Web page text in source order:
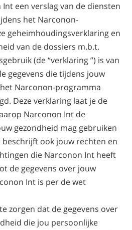
een verslag van de diensten
het Narconon-
geheimhoudingsverklaring en
van de dossiers m.b.t.
(de “verklaring ”) is van
gegevens die tijdens jouw
Narconon-programma
Deze verklaring laat je de
Narconon Int de
gezondheid mag gebruiken
beschrijft ook jouw rechten en
die Narconon Int heeft
de gegevens over jouw
Int is per de wet
zorgen dat de gegevens over
die jou persoonlijke